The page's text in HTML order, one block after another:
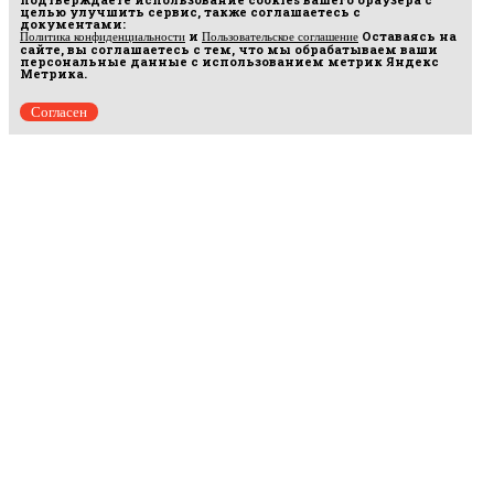
целью улучшить сервис, также соглашаетесь с
документами:
Политика конфиденциальности и Пользовательское соглашение Оставаясь на
сайте, вы соглашаетесь с тем, что мы обрабатываем ваши
персональные данные с использованием метрик Яндекс
Метрика.
Согласен